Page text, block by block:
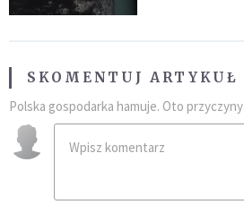
SKOMENTUJ ARTYKUŁ
Polska gospodarka hamuje. Oto przyczyny